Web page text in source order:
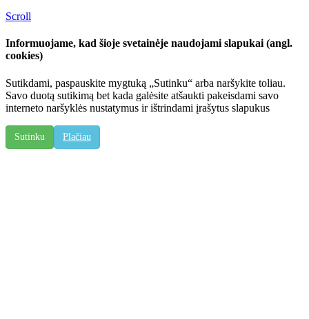
Scroll
Informuojame, kad šioje svetainėje naudojami slapukai (angl.
cookies)
Sutikdami, paspauskite mygtuką „Sutinku“ arba naršykite toliau.
Savo duotą sutikimą bet kada galėsite atšaukti pakeisdami savo
interneto naršyklės nustatymus ir ištrindami įrašytus slapukus
Sutinku Plačiau